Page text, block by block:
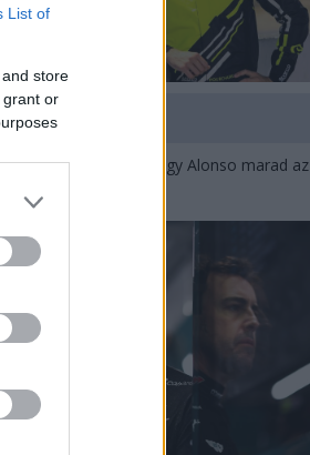
List of
store
grant or
napja
biztos benne, hogy Alonso marad az